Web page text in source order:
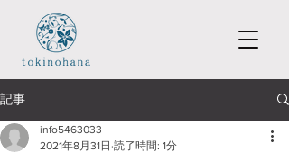
記事
info5463033
2021年8月31日 読了時間: 1分